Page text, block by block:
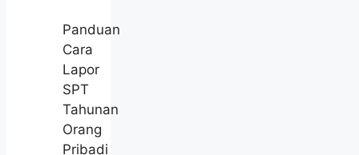
Panduan
Cara
Lapor
SPT
Tahunan
Orang
Pribadi